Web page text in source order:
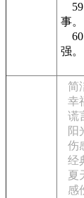
59
事。
60
强。
简
幸
谎
阳
伤
经
夏
感